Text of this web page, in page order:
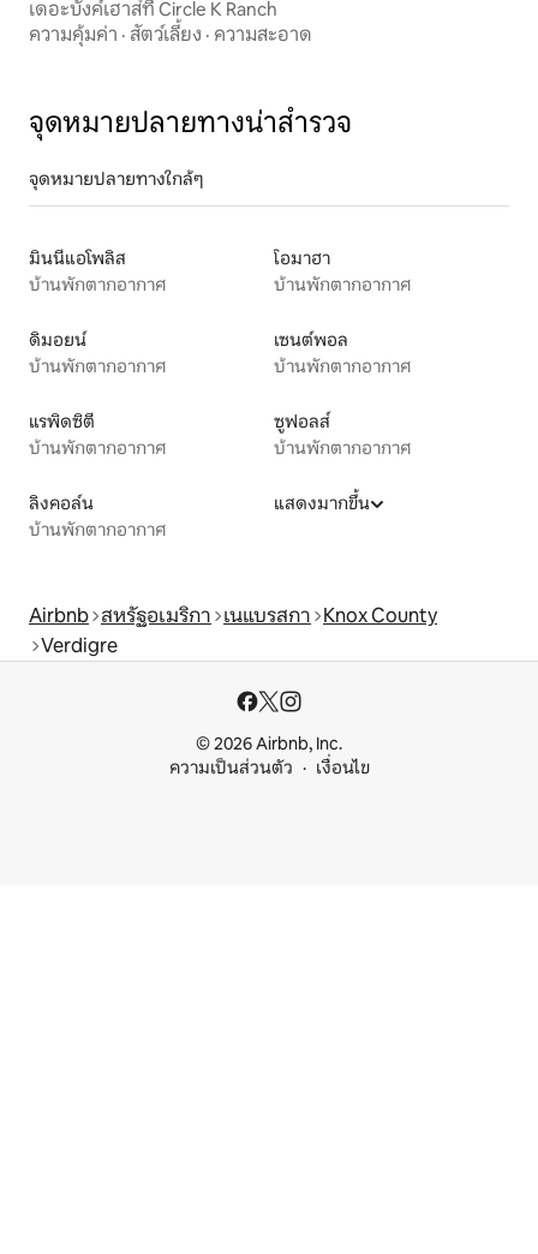
เดอะบังค์เฮาส์ที่ Circle K Ranch
ความคุ้มค่า · สัตว์เลี้ยง · ความสะอาด
จุดหมายปลายทางน่าสำรวจ
จุดหมายปลายทางใกล้ๆ
มินนีแอโพลิส
บ้านพักตากอากาศ
โอมาฮา
บ้านพักตากอากาศ
ดิมอยน์
บ้านพักตากอากาศ
เซนต์พอล
บ้านพักตากอากาศ
แรพิดซิตี
บ้านพักตากอากาศ
ซูฟอลส์
บ้านพักตากอากาศ
ลิงคอล์น
บ้านพักตากอากาศ
แสดงมากขึ้น
Airbnb สหรัฐอเมริกา เนแบรสกา Knox County
Verdigre
© 2026 Airbnb, Inc.
ความเป็นส่วนตัว
เงื่อนไข